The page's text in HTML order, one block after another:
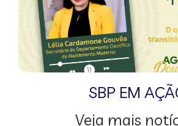
SBP EM
Veja mais